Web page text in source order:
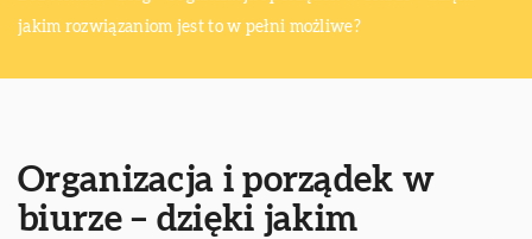
jakim rozwiązaniom jest to w pełni możliwe?
Organizacja i porządek w
biurze – dzięki jakim